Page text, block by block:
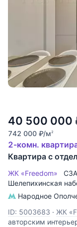
40 500 000
742 000 ₽/м2
2-комн.
Квартира с
ЖК «Freedom»
Шелепихинская
Народное
ID: 5003683 · ЖК
авторским